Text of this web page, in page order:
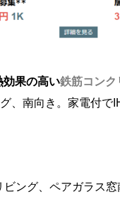
効果の高い鉄筋コンク
、南向き。家電付で
ビング、ペアガラス窓